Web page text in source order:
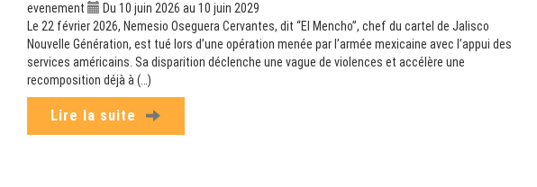
evenement
Du 10 juin 2026 au 10 juin 2029
Le 22 février 2026, Nemesio Oseguera Cervantes, dit “El Mencho”, chef du cartel de Jalisco
Nouvelle Génération, est tué lors d’une opération menée par l’armée mexicaine avec l’appui des
services américains. Sa disparition déclenche une vague de violences et accélère une
recomposition déjà à (…)
Lire la suite